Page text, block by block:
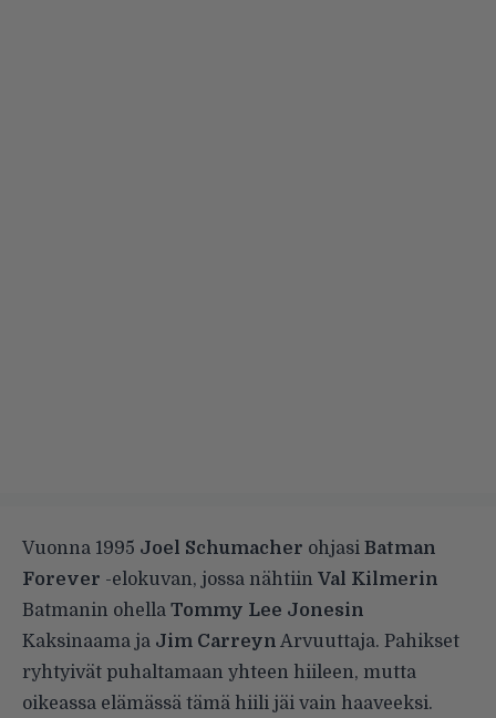
Vuonna 1995 Joel Schumacher ohjasi Batman
Forever -elokuvan, jossa nähtiin Val Kilmerin
Batmanin ohella Tommy Lee Jonesin
Kaksinaama ja Jim Carreyn Arvuuttaja. Pahikset
ryhtyivät puhaltamaan yhteen hiileen, mutta
oikeassa elämässä tämä hiili jäi vain haaveeksi.